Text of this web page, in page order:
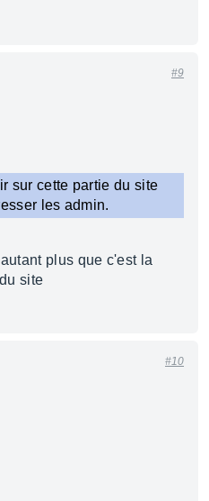
#9
sur cette partie du site
les admin.
plus que c'est la
site
#10